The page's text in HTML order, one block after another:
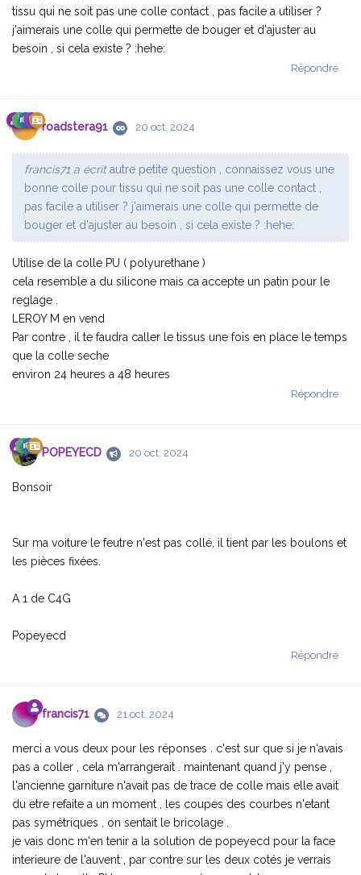
tissu qui ne soit pas une colle contact , pas facile a utiliser ?
j'aimerais une colle qui permette de bouger et d'ajuster au
besoin , si cela existe ? :hehe:
Répondre
roadstera91 20 oct. 2024
francis71 a écritautre petite question , connaissez vous une
bonne colle pour tissu qui ne soit pas une colle contact ,
pas facile a utiliser ? j'aimerais une colle qui permette de
bouger et d'ajuster au besoin , si cela existe ? :hehe:
Utilise de la colle PU ( polyurethane )
cela resemble a du silicone mais ca accepte un patin pour le
reglage .
LEROY M en vend
Par contre , il te faudra caller le tissus une fois en place le temps
que la colle seche
environ 24 heures a 48 heures
Répondre
POPEYECD 20 oct. 2024
Bonsoir
Sur ma voiture le feutre n'est pas collé, il tient par les boulons et
les pièces fixées.
A 1 de C4G
Popeyecd
Répondre
francis71 21 oct. 2024
merci a vous deux pour les réponses . c'est sur que si je n'avais
pas a coller , cela m'arrangerait . maintenant quand j'y pense ,
l'ancienne garniture n'avait pas de trace de colle mais elle avait
du etre refaite a un moment , les coupes des courbes n'etant
pas symétriques , on sentait le bricolage .
je vais donc m'en tenir a la solution de popeyecd pour la face
interieure de l'auvent , par contre sur les deux cotés je verrais